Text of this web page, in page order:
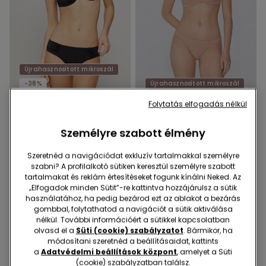
Újrahasznosított mikroszál
-38%
Magas Derekú Ráncolt
Bikini Alsó Újrahasznosított
Mikroszálas Szövetből
3990 Ft 2490 Ft-38%
Újrahasznosított mikroszál
Szivacsos Levehető Pántos
Mélyen Dekoltált Melltartó
Újrahasznosított
Mikroszálas Anyagból
7590 Ft
Személyre szabott élmény
Szeretnéd a navigációdat exkluzív tartalmakkal személyre
szabni? A profilalkotó sütiken keresztül személyre szabott
tartalmakat és reklám értesítéseket fogunk kínálni Neked. Az
„Elfogadok minden Sütit”-re kattintva hozzájárulsz a sütik
használatához, ha pedig bezárod ezt az ablakot a bezárás
gombbal, folytathatod a navigációt a sütik aktiválása
nélkül. További információért a sütikkel kapcsolatban
olvasd el a Süti (cookie) szabályzatot. Bármikor, ha
módosítani szeretnéd a beállításaidat, kattints
a Adatvédelmi beállítások központ, amelyet a Süti
(cookie) szabályzatban találsz.
Folytatás elfogadás nélkül